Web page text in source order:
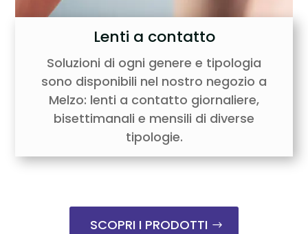
Lenti a contatto
Soluzioni di ogni genere e tipologia
sono disponibili nel nostro negozio a
Melzo: lenti a contatto giornaliere,
bisettimanali e mensili di diverse
tipologie.
SCOPRI I PRODOTTI